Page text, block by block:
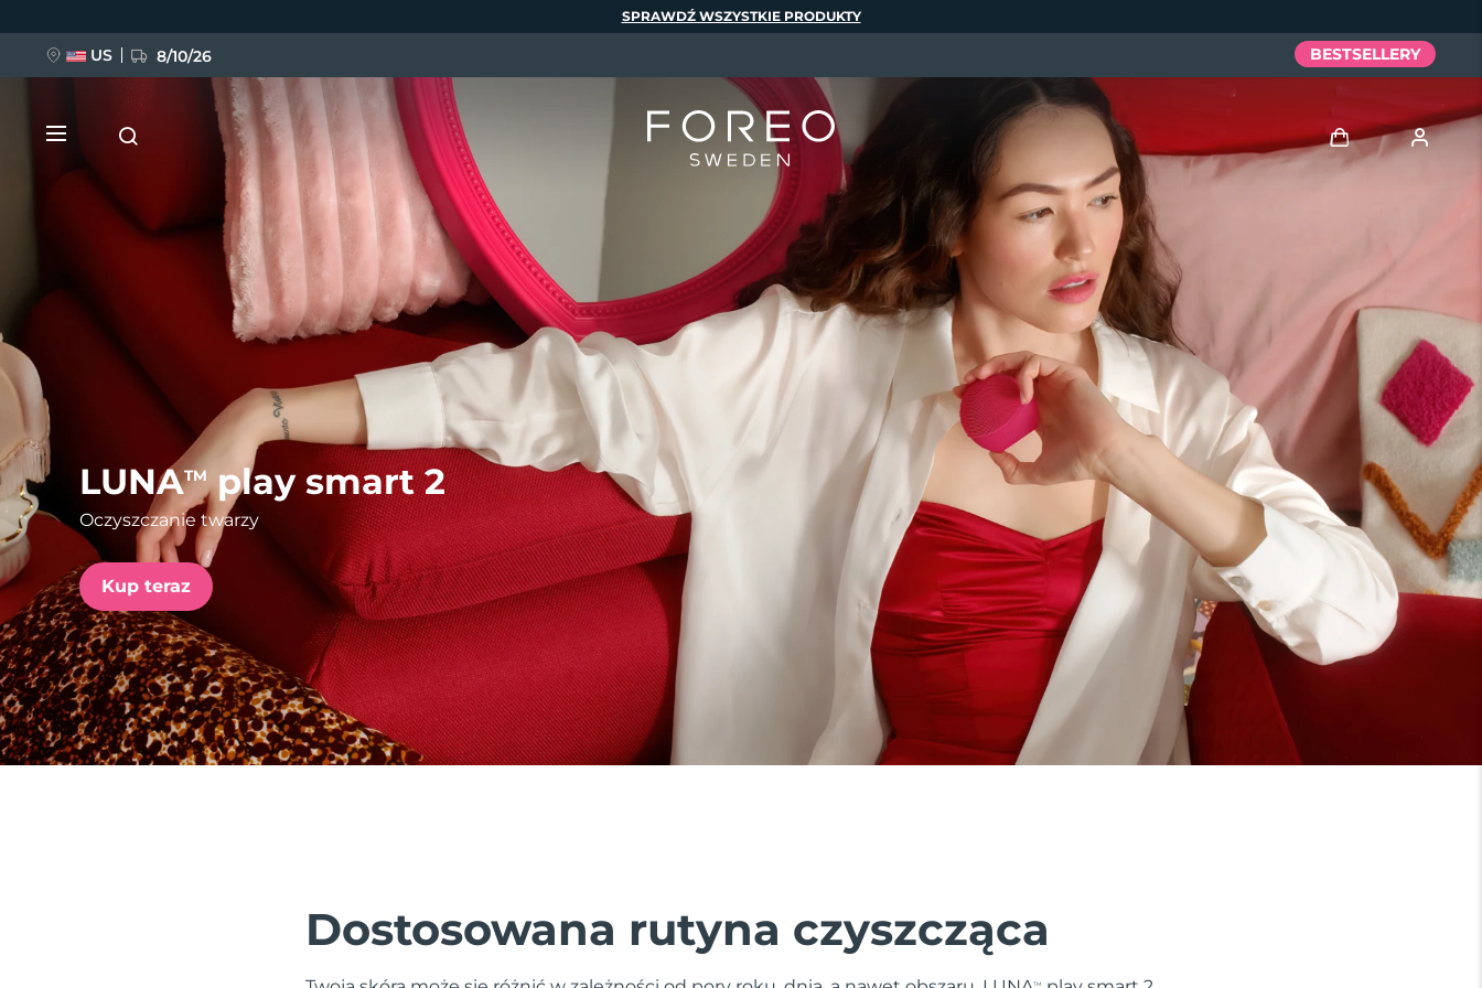
LUNATMplay smart 2
Oczyszczanie twarzy
Kup teraz
Dostosowana rutyna czyszcząca
TM
SPRAWDŹ WSZYSTKIE PRODUKTY
US 8/10/26 BESTSELLERY
Profil użytkownika
Moje urządzenia
Moje zamówienia
Moje adresy
Moje subskrypcje
FAQ™ Pure Beauty-Tech Elixir
BREAKING NEWS
issa™ Teeth Whitening Set
FAQ™ Dual LED Panel
POPULARNY